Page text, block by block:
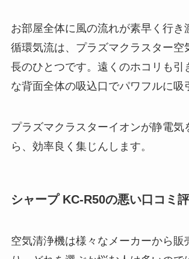
お部屋全体に風の流れが素早く行き
循環気流は、プラズマクラスター空
長のひとつです。遠くのホコリも引
な背面全体の吸込口でパワフルに吸
プラズマクラスターイオンが静電気
ら、効率良く集じんします。
シャープ KC-R50の悪い口コミ
空気清浄機は様々なメーカーから販